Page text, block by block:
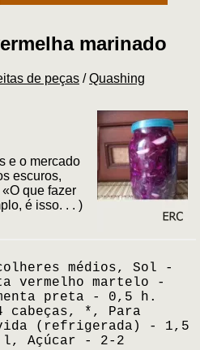
marinado
de peças /Quashing
e o mercado
escuros,
que fazer
é isso. . . )
médios, Sol -
vermelho martelo -
preta - 0,5 h.
cabeças, *, Para
(refrigerada) - 1,5
Açúcar - 2-2